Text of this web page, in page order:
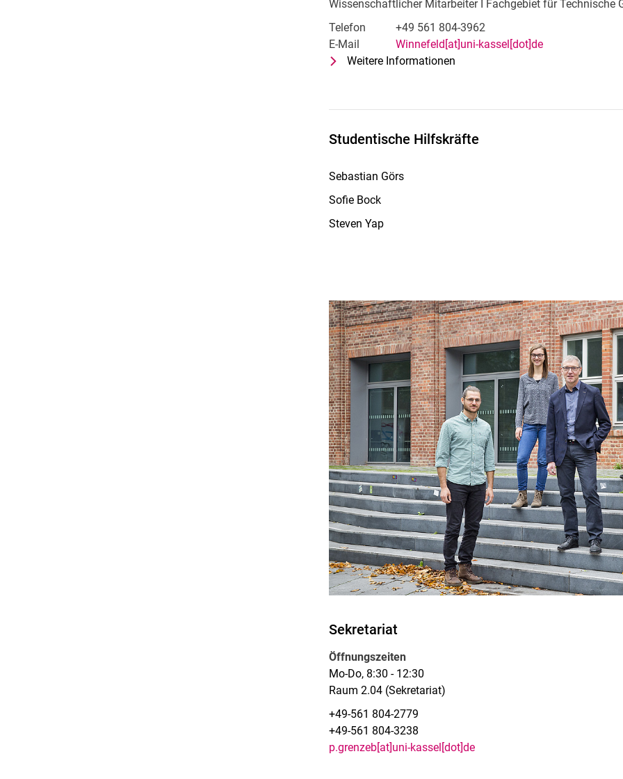
Wissenschaftlicher Mitarbeiter I Fachgebiet für Technische
Telefon
+49 561 804-3962
E-Mail
Winnefeld[at]uni-kassel[dot]de
Weitere Informationen
Studentische Hilfskräfte
Sebastian Görs
Sofie Bock
Steven Yap
Sekretariat
Öffnungszeiten
Mo-Do, 8:30 - 12:30
Raum 2.04 (Sekretariat)
+49-561 804-2779
+49-561 804-3238
p.grenzeb[at]uni-kassel[dot]de